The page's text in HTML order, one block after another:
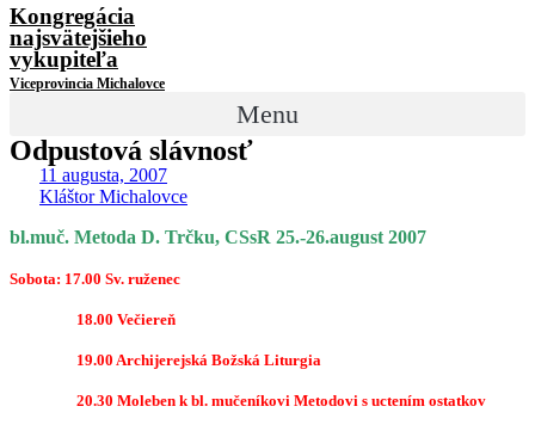
Kongregácia
najsvätejšieho
vykupiteľa
Viceprovincia Michalovce
Menu
Odpustová slávnosť
11 augusta, 2007
Kláštor Michalovce
bl.muč. Metoda D. Trčku, CSsR 25.-26.august 2007
Sobota: 17.00 Sv. ruženec
18.00 Večiereň
19.00 Archijerejská Božská Liturgia
20.30 Moleben k bl. mučeníkovi Metodovi s uctením ostatkov